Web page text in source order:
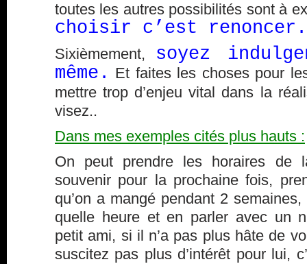
toutes les autres possibilités sont à
choisir c’est renoncer.
Sixièmement, soyez
même. Et faites les choses pour
mettre trop d’enjeu vital dans la
visez..
Dans mes exemples cités plus hauts :
On peut prendre les horaires de
souvenir pour la prochaine fois,
qu’on a mangé pendant 2
quelle heure et en parler avec un
petit ami, si il n’a pas plus hâte de
suscitez pas plus d’intérêt pour lui,